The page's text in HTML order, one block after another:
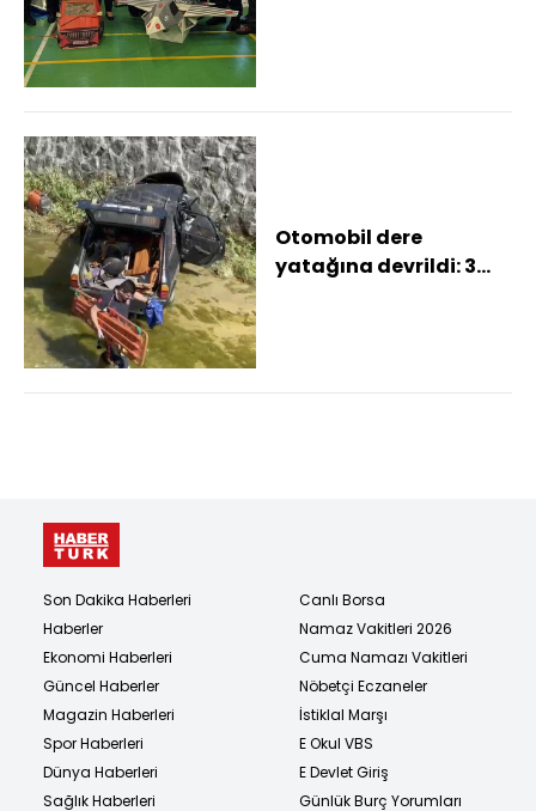
Otomobil dere
yatağına devrildi: 3
Son Dakika Haberleri
Haberler
Ekonomi Haberleri
Güncel Haberler
Magazin Haberleri
Spor Haberleri
Dünya Haberleri
Sağlık Haberleri
Canlı Borsa
Namaz Vakitleri 2026
Cuma Namazı Vakitleri
Nöbetçi Eczaneler
İstiklal Marşı
E Okul VBS
E Devlet Giriş
Günlük Burç Yorumları